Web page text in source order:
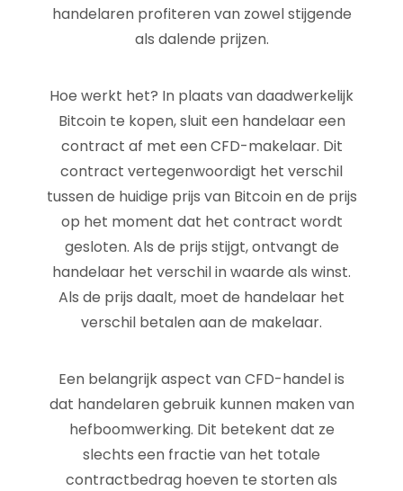
handelaren profiteren van zowel stijgende
als dalende prijzen.
Hoe werkt het? In plaats van daadwerkelijk
Bitcoin te kopen, sluit een handelaar een
contract af met een CFD-makelaar. Dit
contract vertegenwoordigt het verschil
tussen de huidige prijs van Bitcoin en de prijs
op het moment dat het contract wordt
gesloten. Als de prijs stijgt, ontvangt de
handelaar het verschil in waarde als winst.
Als de prijs daalt, moet de handelaar het
verschil betalen aan de makelaar.
Een belangrijk aspect van CFD-handel is
dat handelaren gebruik kunnen maken van
hefboomwerking. Dit betekent dat ze
slechts een fractie van het totale
contractbedrag hoeven te storten als